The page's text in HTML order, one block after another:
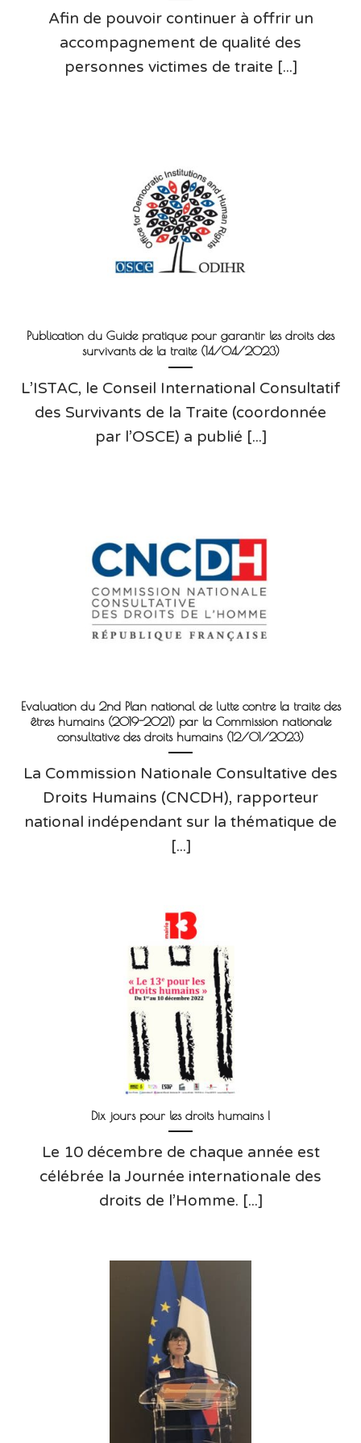
Afin de pouvoir continuer à offrir un
accompagnement de qualité des
personnes victimes de traite [...]
Publication du Guide pratique pour garantir les droits des
survivants de la traite (14/04/2023)
L’ISTAC, le Conseil International Consultatif
des Survivants de la Traite (coordonnée
par l’OSCE) a publié [...]
Evaluation du 2nd Plan national de lutte contre la traite des
êtres humains (2019-2021) par la Commission nationale
consultative des droits humains (12/01/2023)
La Commission Nationale Consultative des
Droits Humains (CNCDH), rapporteur
national indépendant sur la thématique de
[...]
Dix jours pour les droits humains !
Le 10 décembre de chaque année est
célébrée la Journée internationale des
droits de l’Homme. [...]